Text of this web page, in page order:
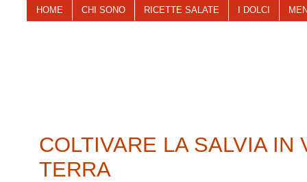
HOME CHI SONO RICETTE SALATE I DOLCI
COLTIVARE LA SALVIA IN
TERRA